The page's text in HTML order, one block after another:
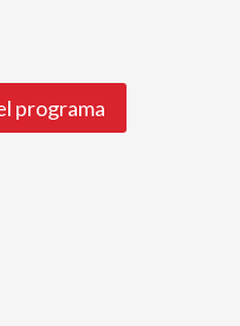
programa